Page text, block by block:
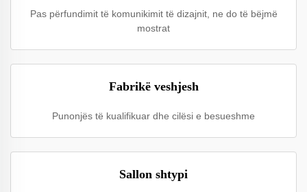
Pas përfundimit të komunikimit të dizajnit, ne do të bëjmë
mostrat
Fabrikë veshjesh
Punonjës të kualifikuar dhe cilësi e besueshme
Sallon shtypi